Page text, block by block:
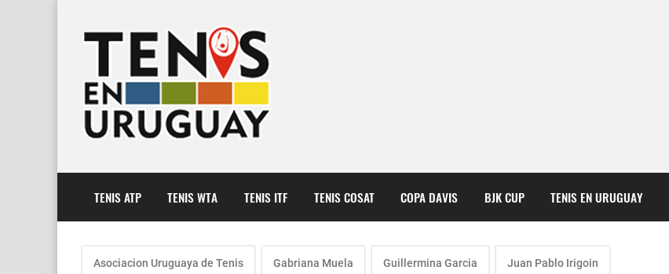
TENIS ATP TENIS WTA TENIS ITF TENIS COSAT COPA DAVIS BJK CUP TENIS EN URUGUAY
Asociacion Uruguaya de Tenis Gabriana Muela Guillermina Garcia Juan Pablo Irigoin